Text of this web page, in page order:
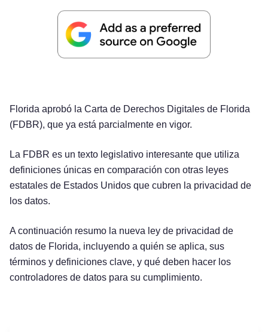
Florida aprobó la Carta de Derechos Digitales de Florida
(FDBR), que ya está parcialmente en vigor.
La FDBR es un texto legislativo interesante que utiliza
definiciones únicas en comparación con otras leyes
estatales de Estados Unidos que cubren la privacidad de
los datos.
A continuación resumo la nueva ley de privacidad de
datos de Florida, incluyendo a quién se aplica, sus
términos y definiciones clave, y qué deben hacer los
controladores de datos para su cumplimiento.